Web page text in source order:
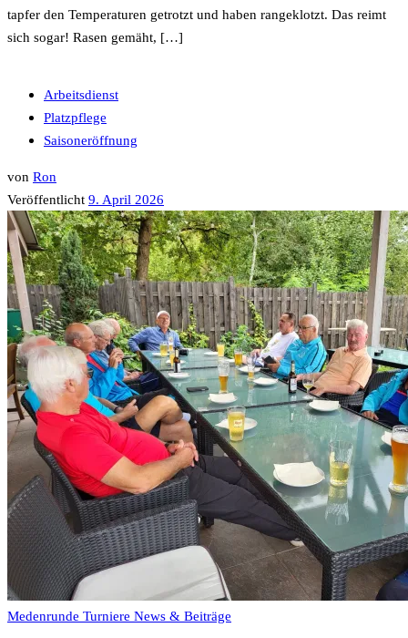
tapfer den Temperaturen getrotzt und haben rangeklotzt. Das reimt
sich sogar! Rasen gemäht, […]
Arbeitsdienst
Platzpflege
Saisoneröffnung
von Ron
Veröffentlicht 9. April 2026
Medenrunde Turniere News & Beiträge